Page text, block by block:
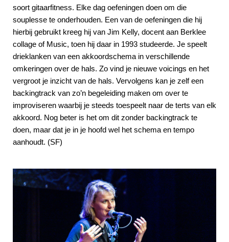
soort gitaarfitness. Elke dag oefeningen doen om die
souplesse te onderhouden. Een van de oefeningen die hij
hierbij gebruikt kreeg hij van Jim Kelly, docent aan Berklee
collage of Music, toen hij daar in 1993 studeerde. Je speelt
drieklanken van een akkoordschema in verschillende
omkeringen over de hals. Zo vind je nieuwe voicings en het
vergroot je inzicht van de hals. Vervolgens kan je zelf een
backingtrack van zo’n begeleiding maken om over te
improviseren waarbij je steeds toespeelt naar de terts van elk
akkoord. Nog beter is het om dit zonder backingtrack te
doen, maar dat je in je hoofd wel het schema en tempo
aanhoudt. (SF)